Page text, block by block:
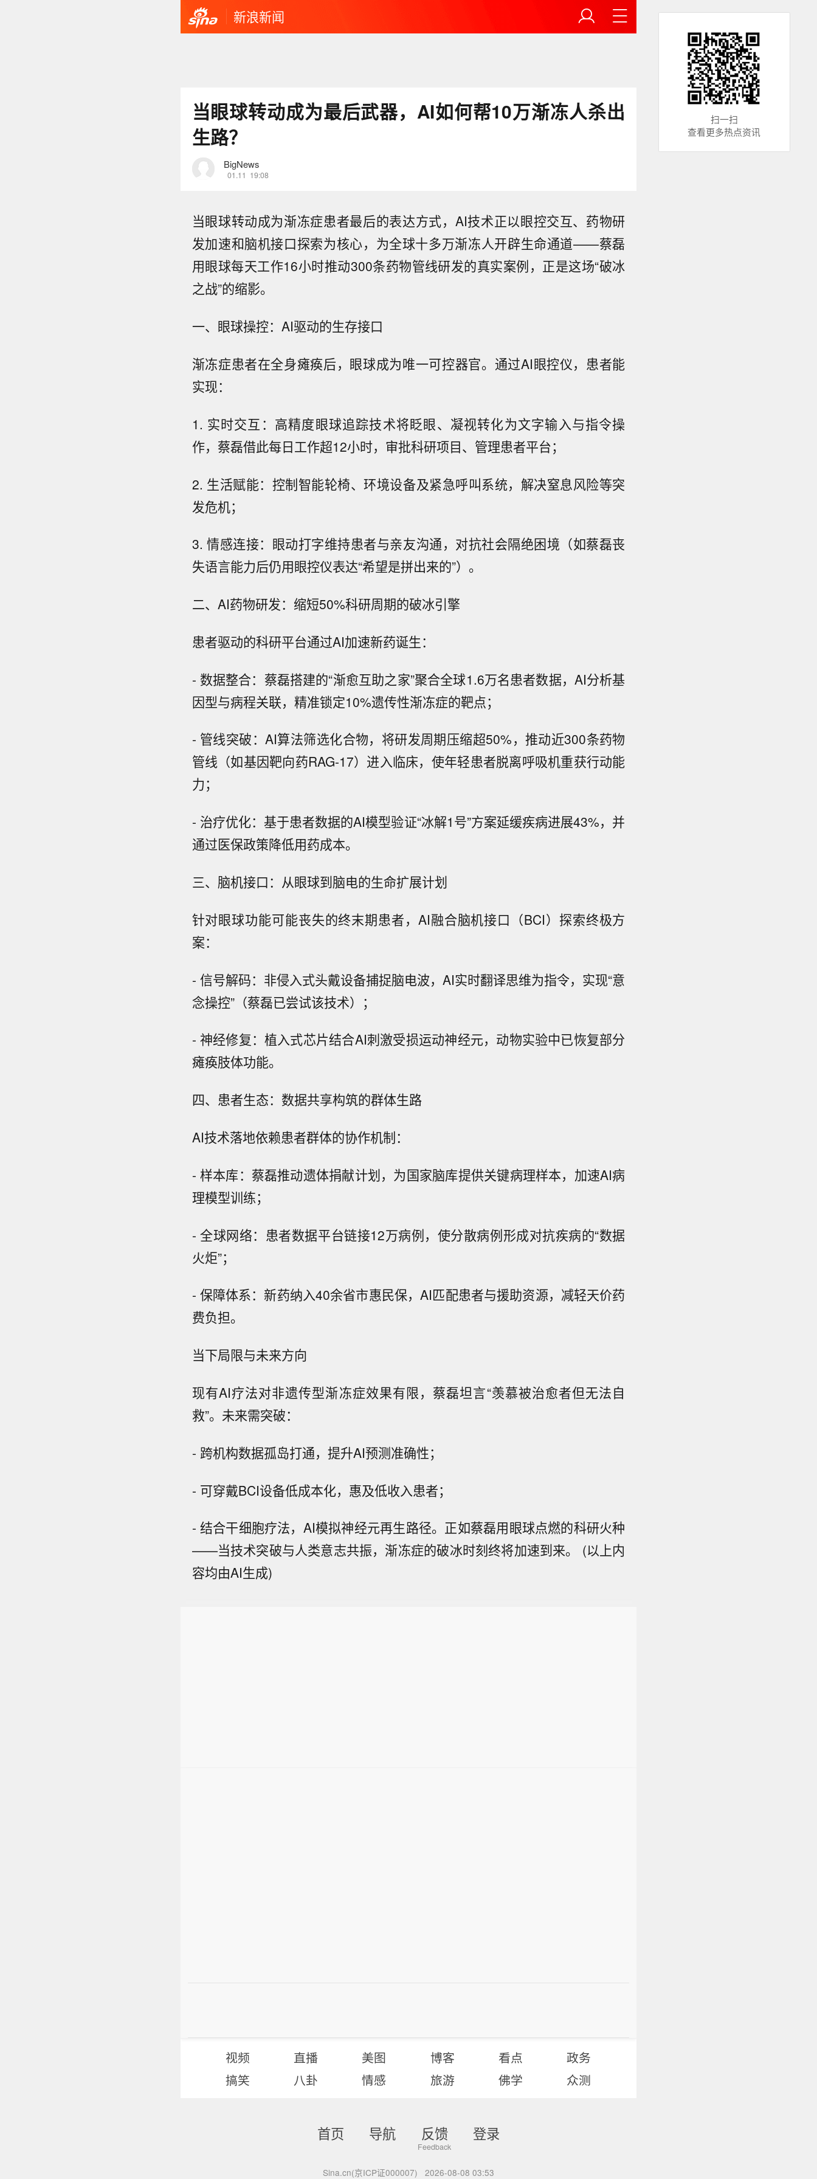
新浪新闻
当眼球转动成为最后武器，AI如何帮10万渐冻人杀出
生路？
BigNews
01.11 19:08
当眼球转动成为渐冻症患者最后的表达方式，AI技术正以眼控交互、药物研
发加速和脑机接口探索为核心，为全球十多万渐冻人开辟生命通道——蔡磊
用眼球每天工作16小时推动300条药物管线研发的真实案例，正是这场“破冰
之战”的缩影。
一、眼球操控：AI驱动的生存接口
渐冻症患者在全身瘫痪后，眼球成为唯一可控器官。通过AI眼控仪，患者能
实现：
1. 实时交互：高精度眼球追踪技术将眨眼、凝视转化为文字输入与指令操
作，蔡磊借此每日工作超12小时，审批科研项目、管理患者平台；
2. 生活赋能：控制智能轮椅、环境设备及紧急呼叫系统，解决窒息风险等突
发危机；
3. 情感连接：眼动打字维持患者与亲友沟通，对抗社会隔绝困境（如蔡磊丧
失语言能力后仍用眼控仪表达“希望是拼出来的”）。
二、AI药物研发：缩短50%科研周期的破冰引擎
患者驱动的科研平台通过AI加速新药诞生：
- 数据整合：蔡磊搭建的“渐愈互助之家”聚合全球1.6万名患者数据，AI分析基
因型与病程关联，精准锁定10%遗传性渐冻症的靶点；
- 管线突破：AI算法筛选化合物，将研发周期压缩超50%，推动近300条药物
管线（如基因靶向药RAG-17）进入临床，使年轻患者脱离呼吸机重获行动能
力；
- 治疗优化：基于患者数据的AI模型验证“冰解1号”方案延缓疾病进展43%，并
通过医保政策降低用药成本。
三、脑机接口：从眼球到脑电的生命扩展计划
针对眼球功能可能丧失的终末期患者，AI融合脑机接口（BCI）探索终极方
案：
- 信号解码：非侵入式头戴设备捕捉脑电波，AI实时翻译思维为指令，实现“意
念操控”（蔡磊已尝试该技术）；
- 神经修复：植入式芯片结合AI刺激受损运动神经元，动物实验中已恢复部分
瘫痪肢体功能。
四、患者生态：数据共享构筑的群体生路
AI技术落地依赖患者群体的协作机制：
- 样本库：蔡磊推动遗体捐献计划，为国家脑库提供关键病理样本，加速AI病
理模型训练；
- 全球网络：患者数据平台链接12万病例，使分散病例形成对抗疾病的“数据
火炬”；
- 保障体系：新药纳入40余省市惠民保，AI匹配患者与援助资源，减轻天价药
费负担。
当下局限与未来方向
现有AI疗法对非遗传型渐冻症效果有限，蔡磊坦言“羡慕被治愈者但无法自
救”。未来需突破：
- 跨机构数据孤岛打通，提升AI预测准确性；
- 可穿戴BCI设备低成本化，惠及低收入患者；
- 结合干细胞疗法，AI模拟神经元再生路径。正如蔡磊用眼球点燃的科研火种
——当技术突破与人类意志共振，渐冻症的破冰时刻终将加速到来。 (以上内
容均由AI生成)
视频 直播 美图 博客 看点
政务
搞笑
八卦 情感 旅游 佛学 众测
首页 导航 反馈 登录
Sina.cn(京ICP证000007) 2026-08-08 03:53
扫一扫
查看更多热点资讯